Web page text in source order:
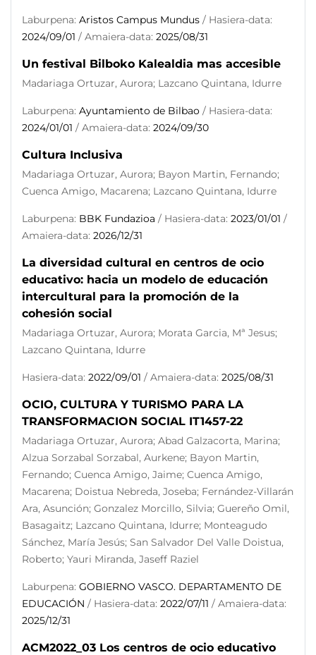
Laburpena: Aristos Campus Mundus / Hasiera-data:
2024/09/01 / Amaiera-data: 2025/08/31
Un festival Bilboko Kalealdia mas accesible
Madariaga Ortuzar, Aurora; Lazcano Quintana, Idurre
Laburpena: Ayuntamiento de Bilbao / Hasiera-data:
2024/01/01 / Amaiera-data: 2024/09/30
Cultura Inclusiva
Madariaga Ortuzar, Aurora; Bayon Martin, Fernando;
Cuenca Amigo, Macarena; Lazcano Quintana, Idurre
Laburpena: BBK Fundazioa / Hasiera-data: 2023/01/01 /
Amaiera-data: 2026/12/31
La diversidad cultural en centros de ocio
educativo: hacia un modelo de educación
intercultural para la promoción de la
cohesión social
Madariaga Ortuzar, Aurora; Morata Garcia, Mª Jesus;
Lazcano Quintana, Idurre
Hasiera-data: 2022/09/01 / Amaiera-data: 2025/08/31
OCIO, CULTURA Y TURISMO PARA LA
TRANSFORMACION SOCIAL IT1457-22
Madariaga Ortuzar, Aurora; Abad Galzacorta, Marina;
Alzua Sorzabal Sorzabal, Aurkene; Bayon Martin,
Fernando; Cuenca Amigo, Jaime; Cuenca Amigo,
Macarena; Doistua Nebreda, Joseba; Fernández-Villarán
Ara, Asunción; Gonzalez Morcillo, Silvia; Guereño Omil,
Basagaitz; Lazcano Quintana, Idurre; Monteagudo
Sánchez, María Jesús; San Salvador Del Valle Doistua,
Roberto; Yauri Miranda, Jaseff Raziel
Laburpena: GOBIERNO VASCO. DEPARTAMENTO DE
EDUCACIÓN / Hasiera-data: 2022/07/11 / Amaiera-data:
2025/12/31
ACM2022_03 Los centros de ocio educativo